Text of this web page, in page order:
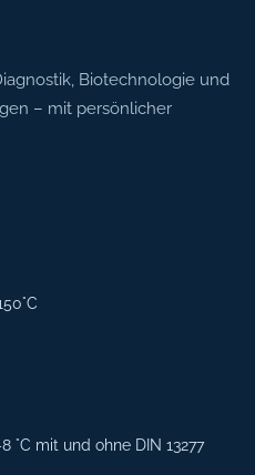
Biotechnologie und
– mit persönlicher
°C mit und ohne DIN 13277